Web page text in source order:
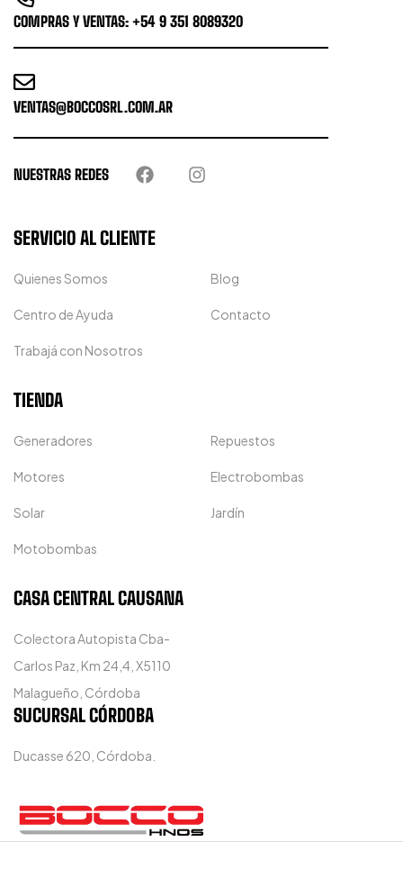
COMPRAS Y VENTAS: +54 9 351 8089320
VENTAS@BOCCOSRL.COM.AR
NUESTRAS REDES
SERVICIO AL CLIENTE
Quienes Somos Blog
Centro de Ayuda Contacto
Trabajá con Nosotros
TIENDA
Generadores Repuestos
Motores Electrobombas
Solar Jardín
Motobombas
CASA CENTRAL CAUSANA
Colectora Autopista Cba-
Carlos Paz, Km 24,4, X5110
Malagueño, Córdoba
SUCURSAL CÓRDOBA
Ducasse 620, Córdoba.